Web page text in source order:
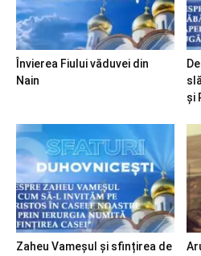
Învierea Fiului văduvei din
Nain
și
Zaheu Vameșul și sfințirea de